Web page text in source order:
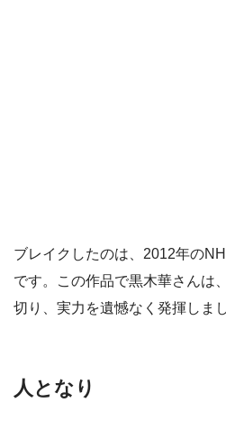
ブレイクしたのは、2012年の
です。この作品で黒木華さんは
切り、実力を遺憾なく発揮しまし
人となり